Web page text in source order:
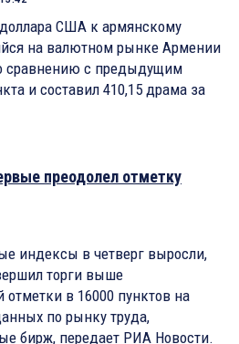
США к армянскому
на валютном рынке Армении
сравнению с предыдущим
и составил 410,15 драма за
преодолел отметку
индексы в четверг выросли,
торги выше
отметки в 16000 пунктов на
по рынку труда,
бирж, передает РИА Новости.